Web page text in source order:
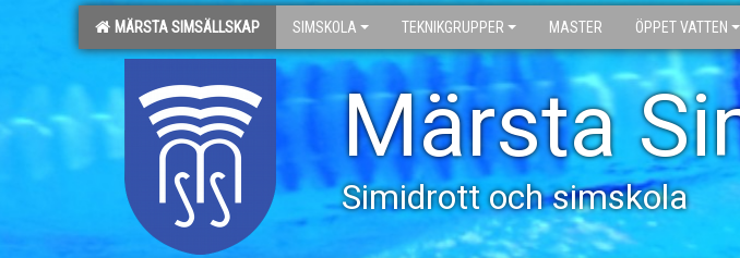
MÄRSTA SIMSÄLLSKAP SIMSKOLA TEKNIKGRUPPER MASTER ÖPPET VATTEN
Märsta
Simidrott och simskola